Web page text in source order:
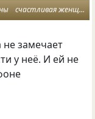
счастливая женщина
замечает
у неё. И ей не